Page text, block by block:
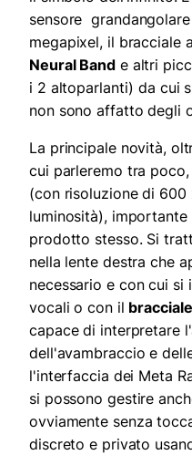
sensore
megapixel, il bracciale
Neural Bande altri
i 2 altoparlanti) da cui
non sono affatto degli
La principale novità,
cui parleremo tra poco,
(con risoluzione di
luminosità),
prodotto stesso. Si
nella lente destra che
necessario e con cui
vocali o con il bracciale
capace di interpretare
dell'avambraccio e
l'interfaccia dei Meta
si possono gestire
ovviamente senza
discreto e privato